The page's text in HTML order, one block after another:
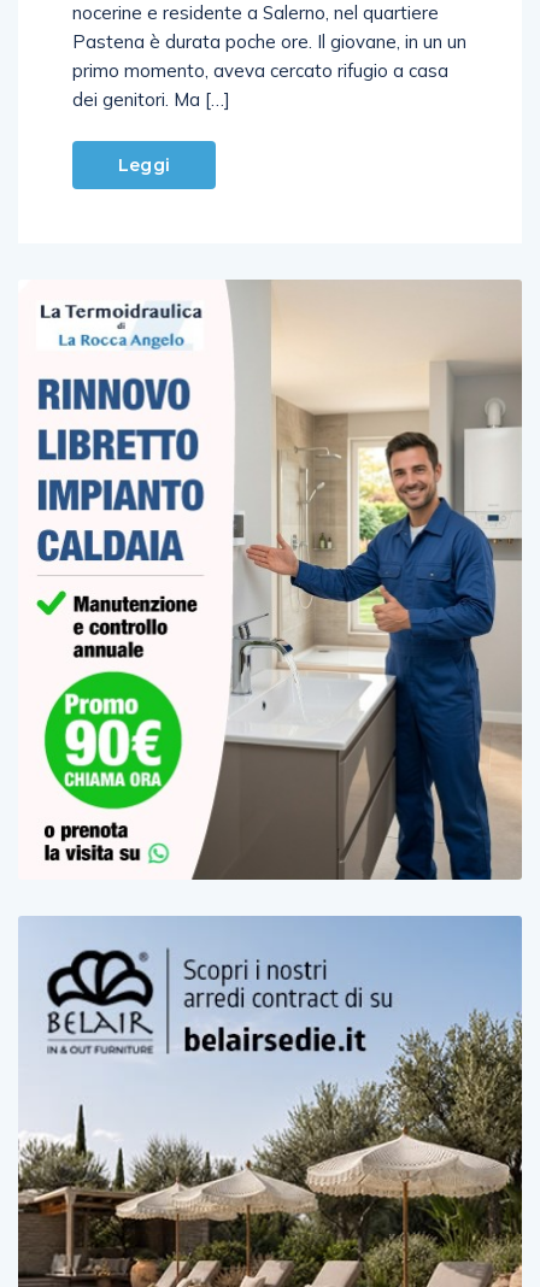
Pastena è durata poche ore. Il giovane, in un un
primo momento, aveva cercato rifugio a casa
dei genitori. Ma […]
Leggi